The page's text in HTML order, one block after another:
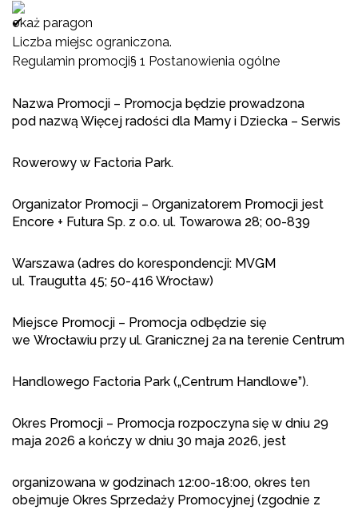
okaż paragon
Liczba miejsc ograniczona.
Regulamin promocji§ 1 Postanowienia ogólne
Nazwa Promocji – Promocja będzie prowadzona
pod nazwą Więcej radości dla Mamy i Dziecka – Serwis
Rowerowy w Factoria Park.
Organizator Promocji – Organizatorem Promocji jest
Encore + Futura Sp. z o.o. ul. Towarowa 28; 00-839
Warszawa (adres do korespondencji: MVGM
ul. Traugutta 45; 50-416 Wrocław)
Miejsce Promocji – Promocja odbędzie się
we Wrocławiu przy ul. Granicznej 2a na terenie Centrum
Handlowego Factoria Park („Centrum Handlowe”).
Okres Promocji – Promocja rozpoczyna się w dniu 29
maja 2026 a kończy w dniu 30 maja 2026, jest
organizowana w godzinach 12:00-18:00, okres ten
obejmuje Okres Sprzedaży Promocyjnej (zgodnie z